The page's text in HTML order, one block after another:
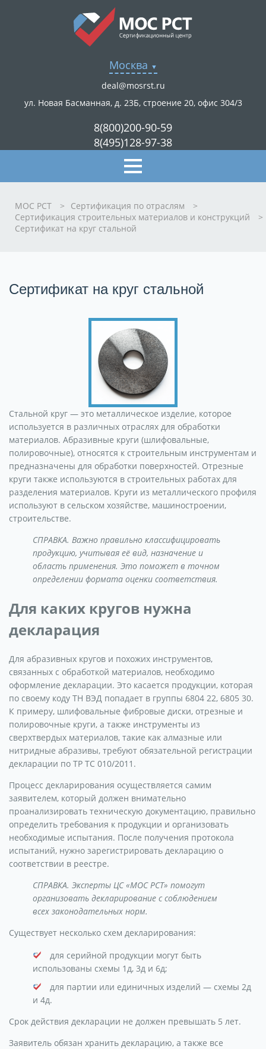
Москва
deal@mosrst.ru
ул. Новая Басманная, д. 23Б, строение 20, офис 304/3
8(800)200-90-59
8(495)128-97-38
МОС РСТ > Сертификация по отраслям
>
Сертификация строительных материалов и конструкций
>
Сертификат на круг стальной
Сертификат на круг стальной
Стальной круг — это металлическое изделие, которое
используется в различных отраслях для обработки
материалов. Абразивные круги (шлифовальные,
полировочные), относятся к строительным инструментам и
предназначены для обработки поверхностей. Отрезные
круги также используются в строительных работах для
разделения материалов. Круги из металлического профиля
используют в сельском хозяйстве, машиностроении,
строительстве.
СПРАВКА. Важно правильно классифицировать
продукцию, учитывая её вид, назначение и
область применения. Это поможет в точном
определении формата оценки соответствия.
Для каких кругов нужна
декларация
Для абразивных кругов и похожих инструментов,
связанных с обработкой материалов, необходимо
оформление декларации. Это касается продукции, которая
по своему коду ТН ВЭД попадает в группы 6804 22, 6805 30.
К примеру, шлифовальные фибровые диски, отрезные и
полировочные круги, а также инструменты из
сверхтвердых материалов, такие как алмазные или
нитридные абразивы, требуют обязательной регистрации
декларации по ТР ТС 010/2011.
Процесс декларирования осуществляется самим
заявителем, который должен внимательно
проанализировать техническую документацию, правильно
определить требования к продукции и организовать
необходимые испытания. После получения протокола
испытаний, нужно зарегистрировать декларацию о
соответствии в реестре.
СПРАВКА. Эксперты ЦС «МОС РСТ» помогут
организовать декларирование с соблюдением
всех законодательных норм.
Существует несколько схем декларирования:
для серийной продукции могут быть
использованы схемы 1д, 3д и 6д;
для партии или единичных изделий — схемы 2д
и 4д.
Срок действия декларации не должен превышать 5 лет.
Заявитель обязан хранить декларацию, а также все